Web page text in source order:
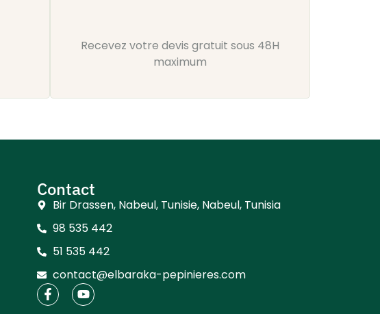
Recevez votre devis gratuit sous 48H
maximum
Contact
Bir Drassen, Nabeul, Tunisie, Nabeul, Tunisia
98 535 442
51 535 442
contact@elbaraka-pepinieres.com